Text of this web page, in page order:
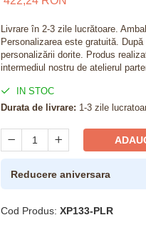
Livrare în 2-3 zile lucrătoare.
Personalizarea este gratuită.
personalizării dorite. Produs
intermediul nostru de atelierul
IN STOC
Durata de livrare: 1-3 zile
Reducere aniversara
Cod Produs: XP133-PLR